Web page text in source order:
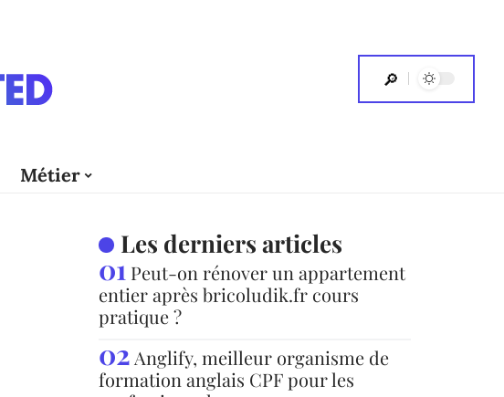
Métier
Les derniers articles
Peut-on rénover un appartement
entier après bricoludik.fr cours
pratique ?
Anglify, meilleur organisme de
formation anglais CPF pour les